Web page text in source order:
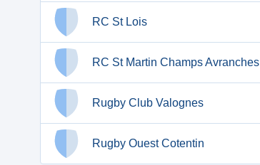
RC St Lois
RC St Martin Champs Avranches
Rugby Club Valognes
Rugby Ouest Cotentin